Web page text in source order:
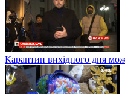
Карантин вихідного дня